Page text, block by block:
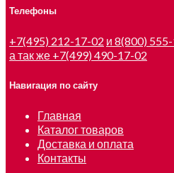
Телефоны
+7(495) 212-17-02 и 8(800)
а так же +7(499) 490-17-02
Навигация по сайту
Главная
Каталог товаров
Доставка и оплата
Контакты